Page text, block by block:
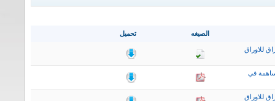
تحميل الصيغه
للاوراق
في
للاوراق